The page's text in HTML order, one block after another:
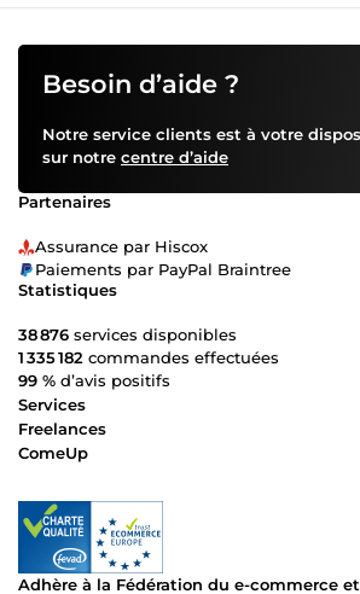
Besoin d’aide ?
Notre service clients est à votre
sur notre centre d’aide
Partenaires
Assurance par Hiscox
Paiements par PayPal Braintree
Statistiques
38 876 services disponibles
1 335 182 commandes effectuées
99 % d’avis positifs
Services
Freelances
ComeUp
Adhère à la Fédération du e-commerce